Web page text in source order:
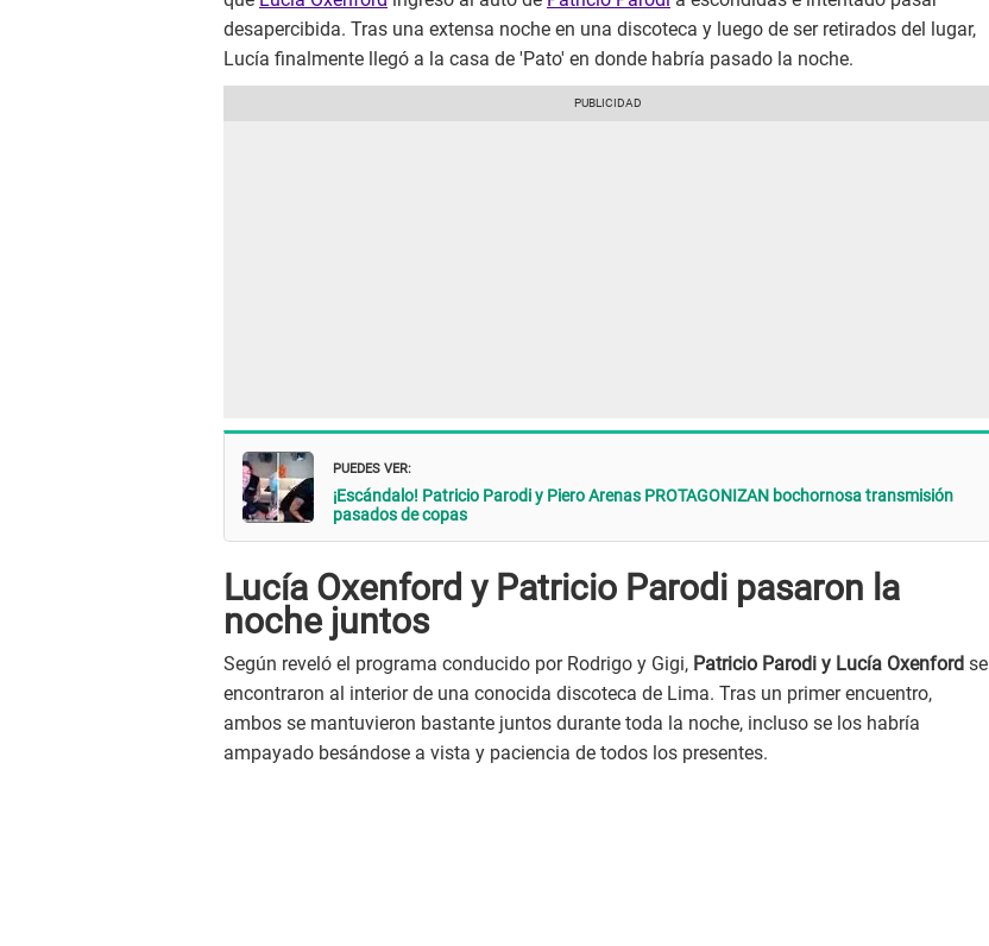
desapercibida. Tras una extensa noche en una discoteca y luego de ser retirados del lugar,
Lucía finalmente llegó a la casa de 'Pato' en donde habría pasado la noche.
PUEDES VER:
¡Escándalo! Patricio Parodi y Piero Arenas PROTAGONIZAN bochornosa transmisión
pasados de copas
Lucía Oxenford y Patricio Parodi pasaron la
noche juntos
Según reveló el programa conducido por Rodrigo y Gigi, Patricio Parodi y Lucía Oxenford se
encontraron al interior de una conocida discoteca de Lima. Tras un primer encuentro,
ambos se mantuvieron bastante juntos durante toda la noche, incluso se los habría
ampayado besándose a vista y paciencia de todos los presentes.